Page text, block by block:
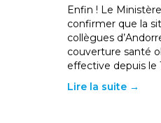
Enfin ! Le
confirmer que la
collègues
couverture santé
effective depuis le
Lire la suite →